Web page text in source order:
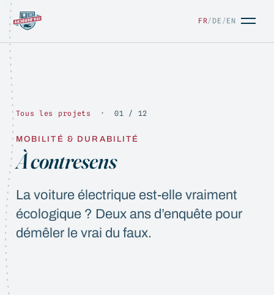
FR/ DE /EN
FR/DE/ EN
Tous les projets · 01 / 12
MOBILITÉ & DURABILITÉ
À contresens
La voiture électrique est-elle vraiment
écologique ? Deux ans d’enquête pour
démêler le vrai du faux.